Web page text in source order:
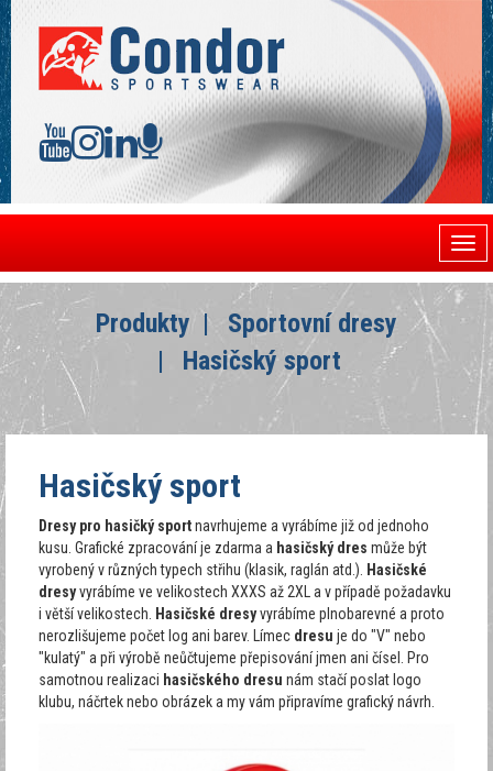
Produkty
Sportovní dresy
Hasičský sport
Hasičský sport
Dresy pro hasičký sportnavrhujeme a vyrábíme již od jednoho
kusu. Grafické zpracování je zdarma a hasičský dres může být
vyrobený v různých typech střihu (klasik, raglán atd.).
Hasičské
dresyvyrábíme ve velikostech XXXS až 2XL a v případě požadavku
i větší velikostech.
Hasičské dresyvyrábíme plnobarevné a proto
nerozlišujeme počet log ani barev. Límec dresu je do "V" nebo
"kulatý" a při výrobě neůčtujeme přepisování jmen ani čísel. Pro
samotnou realizaci hasičského dresu nám stačí poslat logo
klubu, náčrtek nebo obrázek a my vám připravíme grafický návrh.